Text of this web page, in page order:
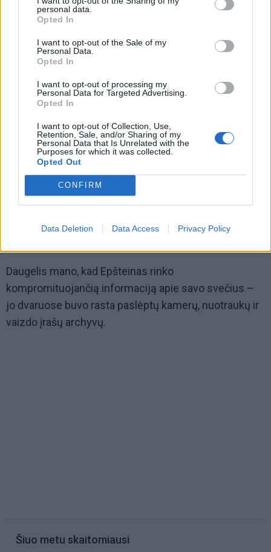
personal data.
Opted In
I want to opt-out of the Sale of my
Personal Data.
Opted In
I want to opt-out of processing my
Personal Data for Targeted Advertising.
Opted In
I want to opt-out of Collection, Use,
Retention, Sale, and/or Sharing of my
Personal Data that Is Unrelated with the
Purposes for which it was collected.
Opted Out
CONFIRM
Data Deletion Data Access Privacy Policy
Konspiracijos teorijos
Nors Epshteino mirtis kalėjimo kameroje 2019 m.
buvo oficialiai pripažinta savižudybe, ji vis dėlto sukėlė
bangą spėliojimų apie galimą liudytojų ar įrodymų
skaidraus tyrimo, tačiau federalinės institucijos
Daugelis mano, kad Epšteinas rinko
kompromituojančią informaciją apie savo svečius –
jo dvaruose buvo rasta paslėptų kamerų, nuotraukų ir
vaizdo įrašų archyvų.
Šiuo metu skaitomiausi